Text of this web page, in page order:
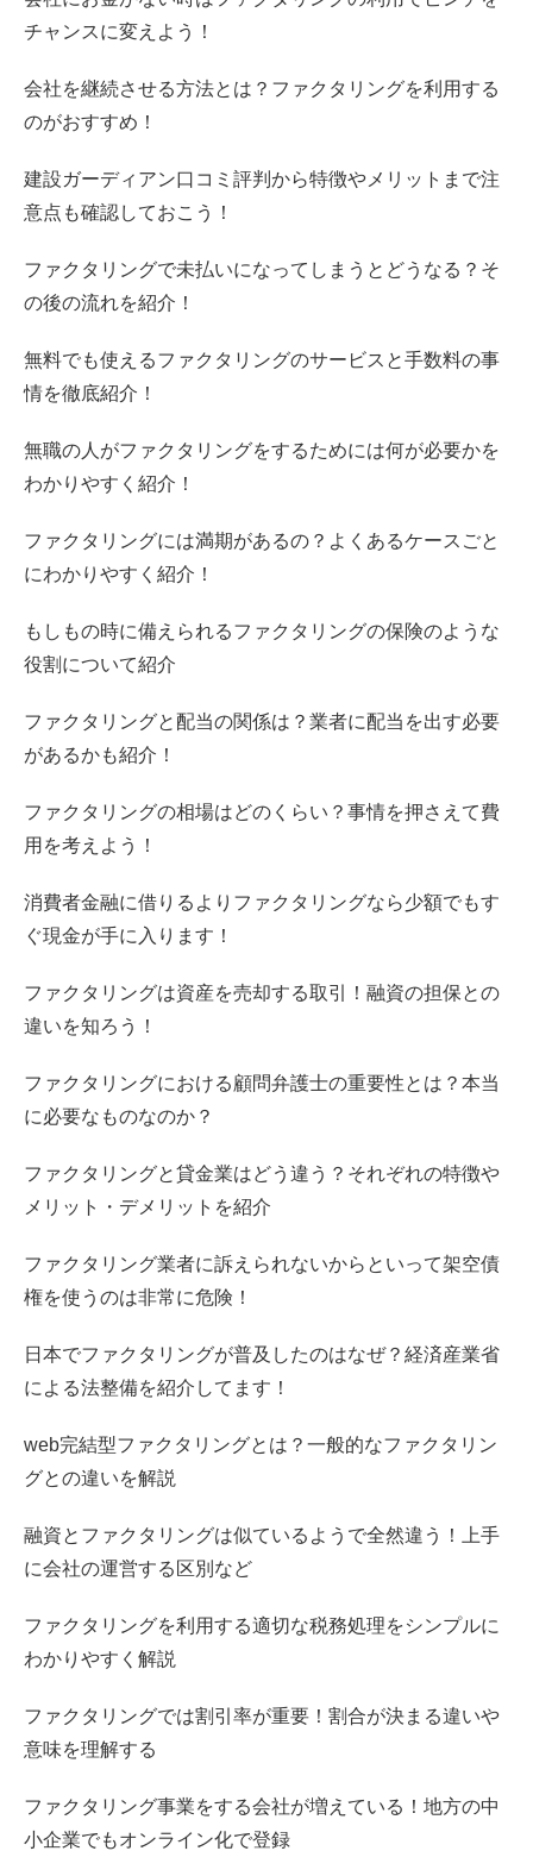
チャンスに変えよう！
会社を継続させる方法とは？ファクタリングを利用する
のがおすすめ！
建設ガーディアン口コミ評判から特徴やメリットまで注
意点も確認しておこう！
ファクタリングで未払いになってしまうとどうなる？そ
の後の流れを紹介！
無料でも使えるファクタリングのサービスと手数料の事
情を徹底紹介！
無職の人がファクタリングをするためには何が必要かを
わかりやすく紹介！
ファクタリングには満期があるの？よくあるケースごと
にわかりやすく紹介！
もしもの時に備えられるファクタリングの保険のような
役割について紹介
ファクタリングと配当の関係は？業者に配当を出す必要
があるかも紹介！
ファクタリングの相場はどのくらい？事情を押さえて費
用を考えよう！
消費者金融に借りるよりファクタリングなら少額でもす
ぐ現金が手に入ります！
ファクタリングは資産を売却する取引！融資の担保との
違いを知ろう！
ファクタリングにおける顧問弁護士の重要性とは？本当
に必要なものなのか？
ファクタリングと貸金業はどう違う？それぞれの特徴や
メリット・デメリットを紹介
ファクタリング業者に訴えられないからといって架空債
権を使うのは非常に危険！
日本でファクタリングが普及したのはなぜ？経済産業省
による法整備を紹介してます！
web完結型ファクタリングとは？一般的なファクタリン
グとの違いを解説
融資とファクタリングは似ているようで全然違う！上手
に会社の運営する区別など
ファクタリングを利用する適切な税務処理をシンプルに
わかりやすく解説
ファクタリングでは割引率が重要！割合が決まる違いや
意味を理解する
ファクタリング事業をする会社が増えている！地方の中
小企業でもオンライン化で登録